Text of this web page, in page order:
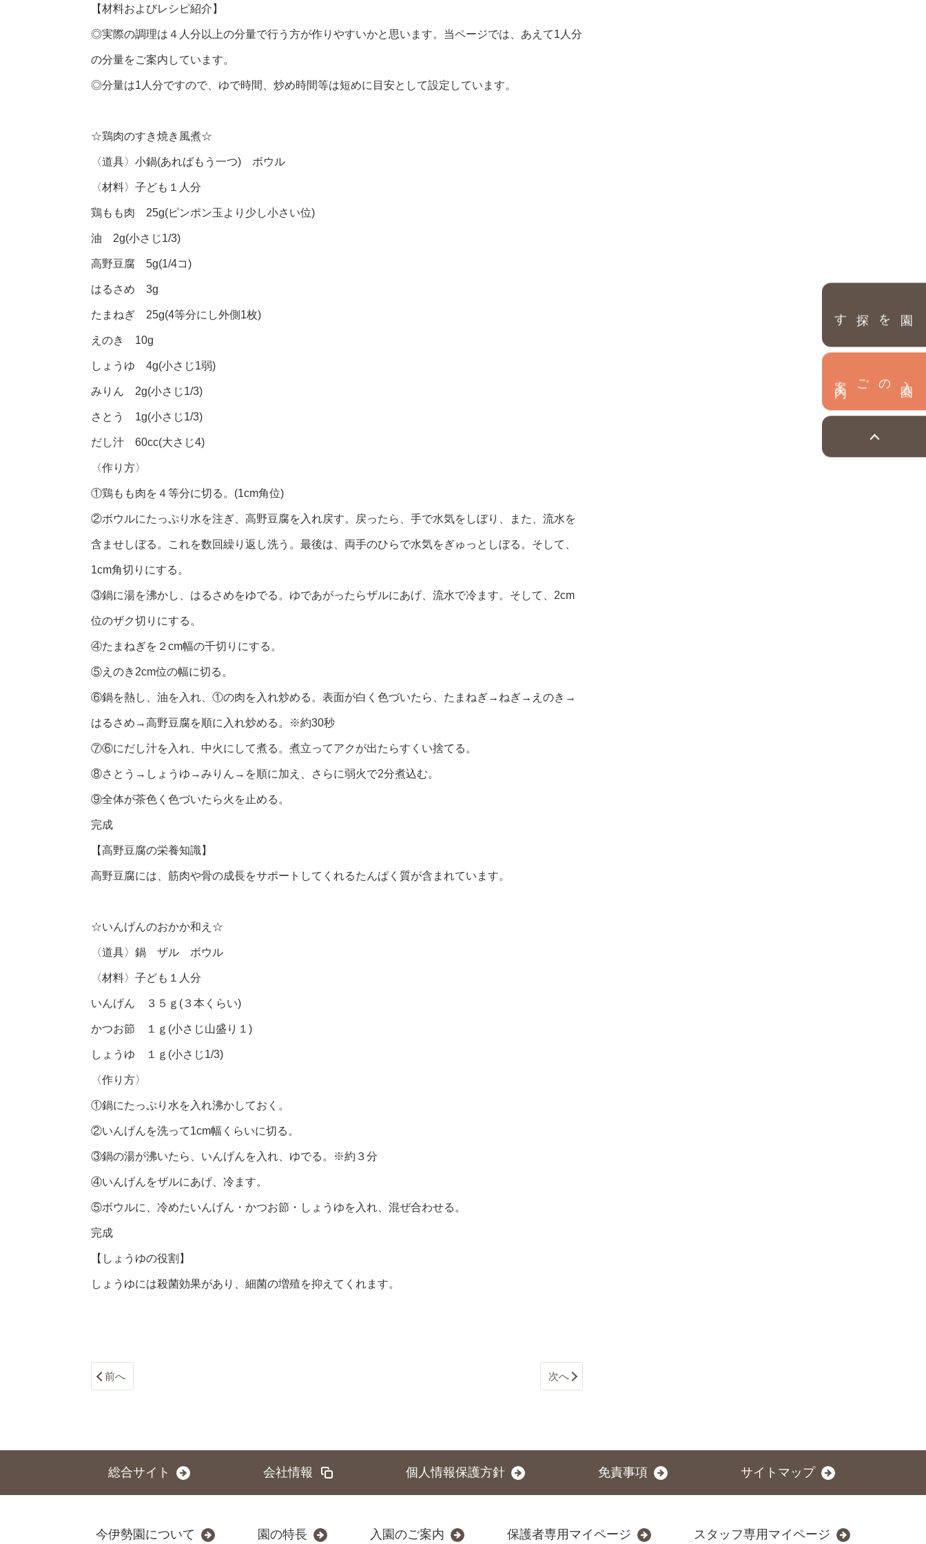
園を探す
【材料およびレシピ紹介】
◎実際の調理は４人分以上の分量で行う方が作りやすいかと思います。当ページでは、あえて1人分
の分量をご案内しています。
◎分量は1人分ですので、ゆで時間、炒め時間等は短めに目安として設定しています。
☆鶏肉のすき焼き風煮☆
〈道具〉小鍋(あればもう一つ) ボウル
〈材料〉子ども１人分
鶏もも肉 25g(ピンポン玉より少し小さい位)
油 2g(小さじ1/3)
高野豆腐 5g(1/4コ)
はるさめ 3g
たまねぎ 25g(4等分にし外側1枚)
えのき 10g
しょうゆ 4g(小さじ1弱)
みりん 2g(小さじ1/3)
さとう 1g(小さじ1/3)
だし汁 60cc(大さじ4)
〈作り方〉
①鶏もも肉を４等分に切る。(1cm角位)
②ボウルにたっぷり水を注ぎ、高野豆腐を入れ戻す。戻ったら、手で水気をしぼり、また、流水を
含ませしぼる。これを数回繰り返し洗う。最後は、両手のひらで水気をぎゅっとしぼる。そして、
1cm角切りにする。
③鍋に湯を沸かし、はるさめをゆでる。ゆであがったらザルにあげ、流水で冷ます。そして、2cm
位のザク切りにする。
④たまねぎを２cm幅の千切りにする。
⑤えのき2cm位の幅に切る。
⑥鍋を熱し、油を入れ、①の肉を入れ炒める。表面が白く色づいたら、たまねぎ→ねぎ→えのき→
はるさめ→高野豆腐を順に入れ炒める。※約30秒
⑦⑥にだし汁を入れ、中火にして煮る。煮立ってアクが出たらすくい捨てる。
⑧さとう→しょうゆ→みりん→を順に加え、さらに弱火で2分煮込む。
⑨全体が茶色く色づいたら火を止める。
完成
【高野豆腐の栄養知識】
高野豆腐には、筋肉や骨の成長をサポートしてくれるたんぱく質が含まれています。
☆いんげんのおかか和え☆
〈道具〉鍋 ザル ボウル
〈材料〉子ども１人分
いんげん ３５ｇ(３本くらい)
かつお節 １ｇ(小さじ山盛り１)
しょうゆ １ｇ(小さじ1/3)
〈作り方〉
①鍋にたっぷり水を入れ沸かしておく。
②いんげんを洗って1cm幅くらいに切る。
③鍋の湯が沸いたら、いんげんを入れ、ゆでる。※約３分
④いんげんをザルにあげ、冷ます。
⑤ボウルに、冷めたいんげん・かつお節・しょうゆを入れ、混ぜ合わせる。
完成
【しょうゆの役割】
しょうゆには殺菌効果があり、細菌の増殖を抑えてくれます。
前へ 次へ
総合サイト 会社情報 個人情報保護方針 免責事項 サイトマップ
今伊勢園について 園の特長 入園のご案内 保護者専用マイページ スタッフ専用マイページ